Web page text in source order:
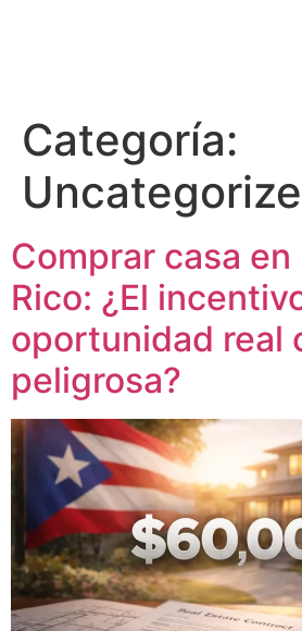
Categoría:
Comprar casa
Rico: ¿El
oportunidad real
peligrosa?